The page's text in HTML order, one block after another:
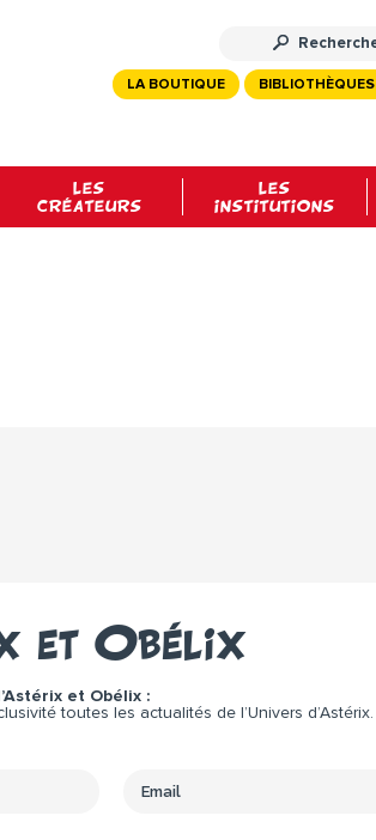
BIBLIOTHÈQUES
LA BOUTIQUE
LES
CRÉATEURS
LES
INSTITUTIONS
et Obélix
et Obélix :
toutes les actualités de l’Univers d’Astérix.